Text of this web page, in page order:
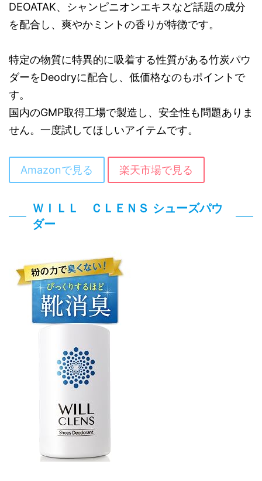
DEOATAK、シャンピニオンエキスなど話題の成分
を配合し、爽やかミントの香りが特徴です。
特定の物質に特異的に吸着する性質がある竹炭パウ
ダーをDeodryに配合し、低価格なのもポイントで
す。
国内のGMP取得工場で製造し、安全性も問題ありま
せん。一度試してほしいアイテムです。
Amazonで見る 楽天市場で見る
ＷＩＬＬ ＣＬＥＮＳ シューズパウ
ダー